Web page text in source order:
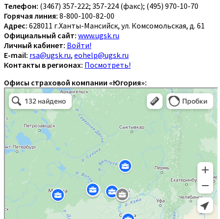
Телефон: (3467) 357-222; 357-224 (факс); (495) 970-10-70
Горячая линия: 8-800-100-82-00
Адрес: 628011 г.Ханты-Мансийск, ул. Комсомольская, д. 61
Официальный сайт: www.ugsk.ru
Личный кабинет: Войти!
E-mail: rsa@ugsk.ru, eohelp@ugsk.ru
Контакты в регионах: Посмотреть!
Офисы страховой компании «Югория»: